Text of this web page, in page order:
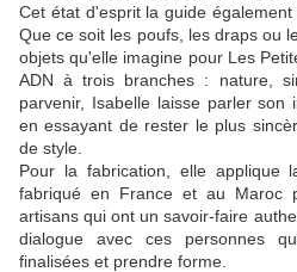
Cet état d'esprit la guide
Que ce soit les poufs, les draps ou
objets qu'elle imagine pour Les
ADN à trois branches : nature,
parvenir, Isabelle laisse parler son
en essayant de rester le plus
de style.
Pour la fabrication, elle applique
fabriqué en France et au Maroc
artisans qui ont un savoir-faire
dialogue avec ces personnes
finalisées et prendre forme.